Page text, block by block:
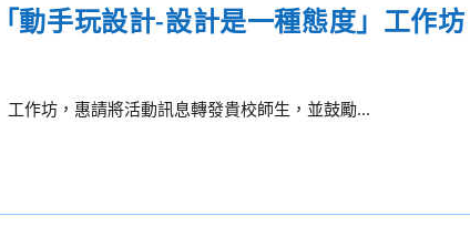
動手玩設計-設計是一種態度」工作坊
作坊，惠請將活動訊息轉發貴校師生，並鼓勵...